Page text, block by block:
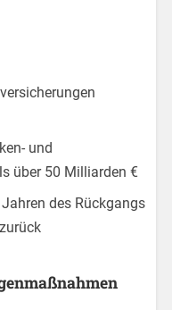
und
über 50 Milliarden €
des Rückgangs